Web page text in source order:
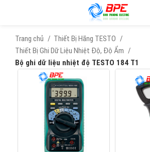
Trang chủ
Thiết Bị Hãng TESTO
Thiết Bị Ghi Dữ Liệu Nhiệt Độ, Độ Ẩm
Bộ ghi dữ liệu nhiệt độ TESTO 184 T1